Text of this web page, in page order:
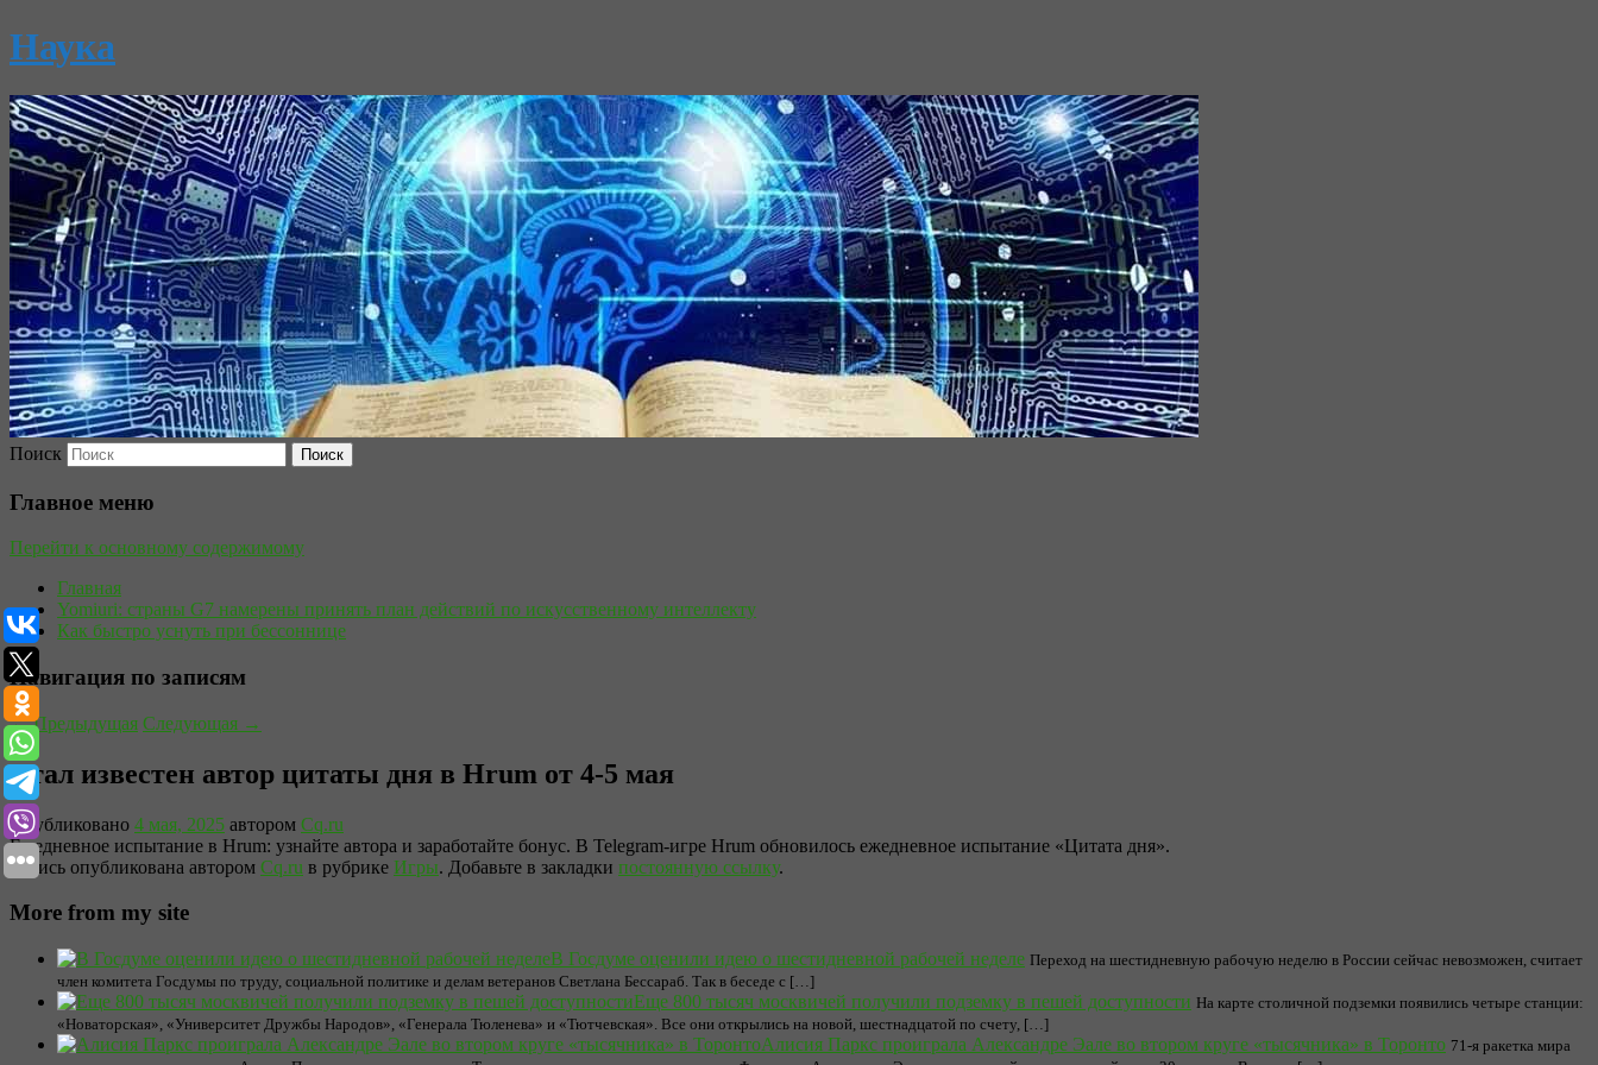
Наука
Поиск
Главное меню
Перейти к основному содержимому
Главная
Yomiuri: страны G7 намерены принять план действий по искусственному интеллекту
Как быстро уснуть при бессоннице
Навигация по записям
←Предыдущая Следующая →
Стал известен автор цитаты дня в Hrum от 4-5 мая
Опубликовано 4 мая, 2025 автором Cq.ru
Ежедневное испытание в Hrum: узнайте автора и заработайте бонус. В Telegram-игре Hrum обновилось ежедневное испытание «Цитата дня».
Запись опубликована автором Cq.ru в рубрике Игры. Добавьте в закладки постоянную ссылку.
More from my site
В Госдуме оценили идею о шестидневной рабочей неделе Переход на шестидневную рабочую неделю в России сейчас невозможен, считает
член комитета Госдумы по труду, социальной политике и делам ветеранов Светлана Бессараб. Так в беседе с […]
Еще 800 тысяч москвичей получили подземку в пешей доступности На карте столичной подземки появились четыре станции:
«Новаторская», «Университет Дружбы Народов», «Генерала Тюленева» и «Тютчевская». Все они открылись на новой, шестнадцатой по счету, […]
Алисия Паркс проиграла Александре Эале во втором круге «тысячника» в Торонто 71-я ракетка мира